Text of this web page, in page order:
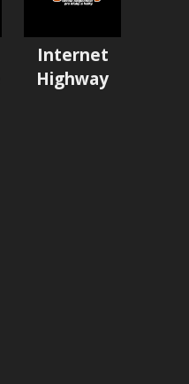
Internet
Highway